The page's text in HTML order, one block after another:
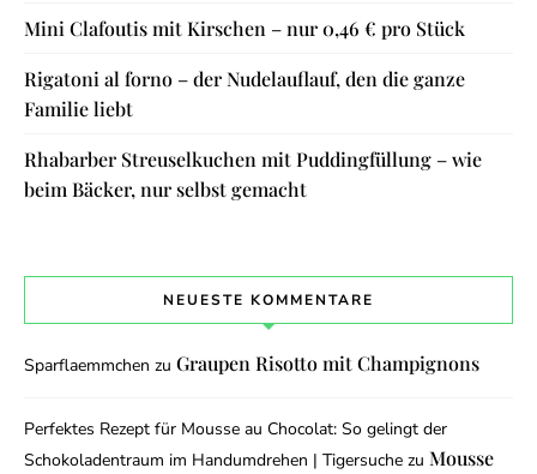
Mini Clafoutis mit Kirschen – nur 0,46 € pro Stück
Rigatoni al forno – der Nudelauflauf, den die ganze
Familie liebt
Rhabarber Streuselkuchen mit Puddingfüllung – wie
beim Bäcker, nur selbst gemacht
NEUESTE KOMMENTARE
Sparflaemmchen zu Graupen Risotto mit Champignons
Perfektes Rezept für Mousse au Chocolat: So gelingt der
Schokoladentraum im Handumdrehen | Tigersuche zu Mousse